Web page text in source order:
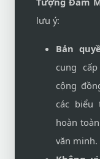
lưu ý:
Bản
cung
cộng
các biểu
hoàn
văn minh.